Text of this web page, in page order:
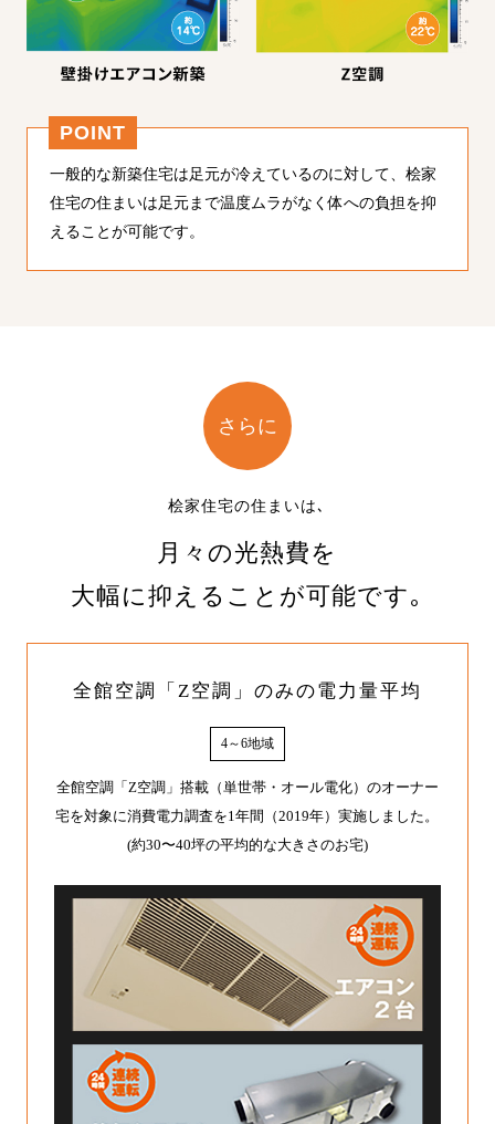
POINT
一般的な新築住宅は足元が冷えているのに対して、桧家
住宅の住まいは足元まで温度ムラがなく体への負担を抑
えることが可能です。
さらに
桧家住宅の住まいは､
月々の光熱費を
大幅に抑えることが可能です｡
全館空調「Z空調」のみの電力量平均
4～6地域
全館空調「Z空調」搭載（単世帯・オール電化）のオーナー
宅を対象に消費電力調査を1年間（2019年）実施しました。
(約30〜40坪の平均的な大きさのお宅)